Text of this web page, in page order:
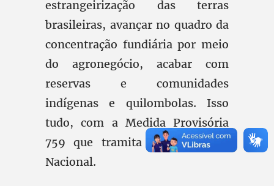
estrangeirização das terras
brasileiras, avançar no quadro da
concentração fundiária por meio
do agronegócio, acabar com
reservas e comunidades
indígenas e quilombolas. Isso
tudo, com a Medida Provisória
759 que tramita no Congresso
Nacional.